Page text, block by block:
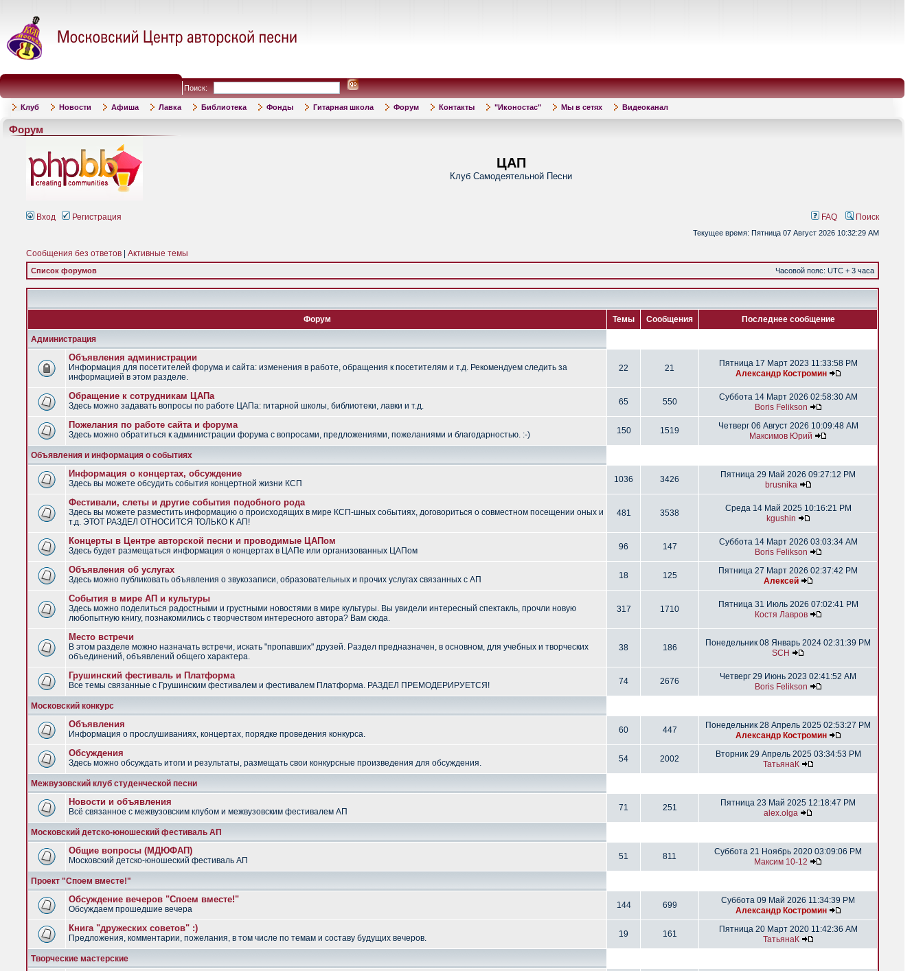
Поиск:
Клуб Новости Афиша Лавка Библиотека Фонды Гитарная школа Форум Контакты "Иконостас" Мы в сетях Видеоканал
Форум
ЦАП
Клуб Самодеятельной Песни
Вход Регистрация FAQ Поиск
Текущее время: Пятница 07 Август 2026 10:32:29 AM
Сообщения без ответов Активные темы
Список форумов Часовой пояс: UTC + 3 часа
Форум Темы Сообщения Последнее сообщение
Администрация
Объявления администрации
Информация для посетителей форума и сайта: изменения в работе, обращения к посетителям и т.д. Рекомендуем следить за
информацией в этом разделе.
22 21
Пятница 17 Март 2023 11:33:58 PM
Александр Костромин
Обращение к сотрудникам ЦАПа
Здесь можно задавать вопросы по работе ЦАПа: гитарной школы, библиотеки, лавки и т.д. 65 550
Суббота 14 Март 2026 02:58:30 AM
Boris Felikson
Пожелания по работе сайта и форума
Здесь можно обратиться к администрации форума с вопросами, предложениями, пожеланиями и благодарностью. :-) 150 1519
Четверг 06 Август 2026 10:09:48 AM
Максимов Юрий
Объявления и информация о событиях
Информация о концертах, обсуждение
Здесь вы можете обсудить события концертной жизни КСП 1036 3426
Пятница 29 Май 2026 09:27:12 PM
brusnika
Фестивали, слеты и другие события подобного рода
Здесь вы можете разместить информацию о происходящих в мире КСП-шных событиях, договориться о совместном посещении оных и
т.д. ЭТОТ РАЗДЕЛ ОТНОСИТСЯ ТОЛЬКО К АП!
481 3538
Среда 14 Май 2025 10:16:21 PM
kgushin
Концерты в Центре авторской песни и проводимые ЦАПом
Здесь будет размещаться информация о концертах в ЦАПе или организованных ЦАПом 96 147
Суббота 14 Март 2026 03:03:34 AM
Boris Felikson
Объявления об услугах
Здесь можно публиковать объявления о звукозаписи, образовательных и прочих услугах связанных с АП 18 125
Пятница 27 Март 2026 02:37:42 PM
Алексей
События в мире АП и культуры
Здесь можно поделиться радостными и грустными новостями в мире культуры. Вы увидели интересный спектакль, прочли новую
любопытную книгу, познакомились с творчеством интересного автора? Вам сюда.
317 1710
Пятница 31 Июль 2026 07:02:41 PM
Костя Лавров
Место встречи
В этом разделе можно назначать встречи, искать "пропавших" друзей. Раздел предназначен, в основном, для учебных и творческих
объединений, объявлений общего характера.
38 186
Понедельник 08 Январь 2024 02:31:39 PM
SCH
Грушинский фестиваль и Платформа
Все темы связанные с Грушинским фестивалем и фестивалем Платформа. РАЗДЕЛ ПРЕМОДЕРИРУЕТСЯ! 74 2676
Четверг 29 Июнь 2023 02:41:52 AM
Boris Felikson
Московский конкурс
Объявления
Информация о прослушиваниях, концертах, порядке проведения конкурса. 60 447
Понедельник 28 Апрель 2025 02:53:27 PM
Александр Костромин
Обсуждения
Здесь можно обсуждать итоги и результаты, размещать свои конкурсные произведения для обсуждения. 54 2002
Вторник 29 Апрель 2025 03:34:53 PM
ТатьянаК
Межвузовский клуб студенческой песни
Новости и объявления
Всё связанное с межвузовским клубом и межвузовским фестивалем АП 71 251
Пятница 23 Май 2025 12:18:47 PM
alex.olga
Московский детско-юношеский фестиваль АП
Общие вопросы (МДЮФАП)
Московский детско-юношеский фестиваль АП 51 811
Суббота 21 Ноябрь 2020 03:09:06 PM
Максим 10-12
Проект "Споем вместе!"
Обсуждение вечеров "Споем вместе!"
Обсуждаем прошедшие вечера 144 699
Суббота 09 Май 2026 11:34:39 PM
Александр Костромин
Книга "дружеских советов" :)
Предложения, комментарии, пожелания, в том числе по темам и составу будущих вечеров. 19 161
Пятница 20 Март 2020 11:42:36 AM
ТатьянаК
Творческие мастерские